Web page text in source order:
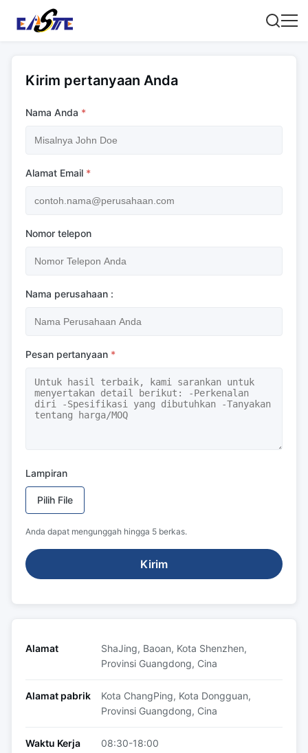
Kirim pertanyaan Anda
Nama Anda *
Alamat Email *
Nomor telepon
Nama perusahaan :
Pesan pertanyaan *
Lampiran
Pilih File
Anda dapat mengunggah hingga 5 berkas.
Kirim
Alamat
ShaJing, Baoan, Kota Shenzhen,
Provinsi Guangdong, Cina
Alamat pabrik
Kota ChangPing, Kota Dongguan,
Provinsi Guangdong, Cina
Waktu Kerja 08:30-18:00